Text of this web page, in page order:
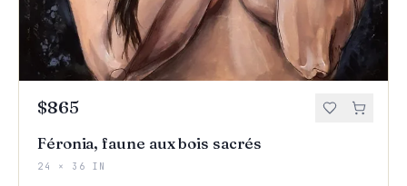
$865
Féronia, faune aux bois sacrés
24 × 36 IN